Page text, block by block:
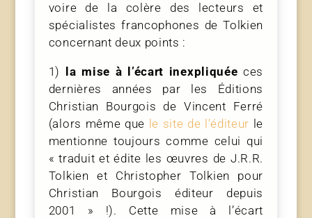
voire de la colère des lecteurs et
spécialistes francophones de Tolkien
concernant deux points :
1) la mise à l’écart inexpliquée ces
dernières années par les Éditions
Christian Bourgois de Vincent Ferré
(alors même que le site de l’éditeur le
mentionne toujours comme celui qui
« traduit et édite les œuvres de J.R.R.
Tolkien et Christopher Tolkien pour
Christian Bourgois éditeur depuis
2001 » !). Cette mise à l’écart